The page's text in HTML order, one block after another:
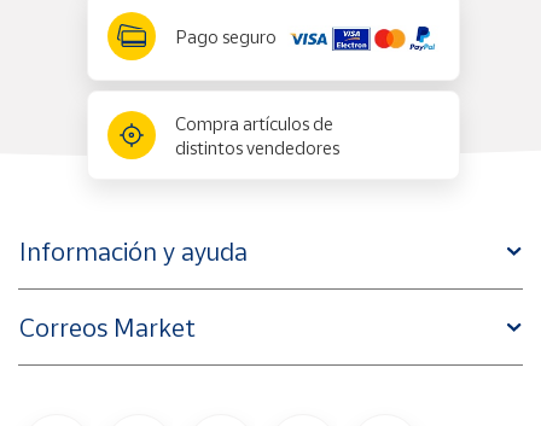
Pago seguro
Compra artículos de
distintos vendedores
Información y ayuda
Correos Market